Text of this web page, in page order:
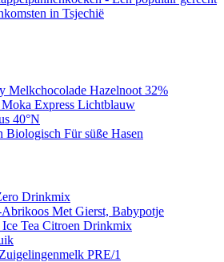
in Tsjechië
Melkchocolade Hazelnoot 32%
Express Lichtblauw
40°N
Biologisch Für süße Hasen
Drinkmix
Met Gierst, Babypotje
Ice Tea Citroen Drinkmix
PRE/1